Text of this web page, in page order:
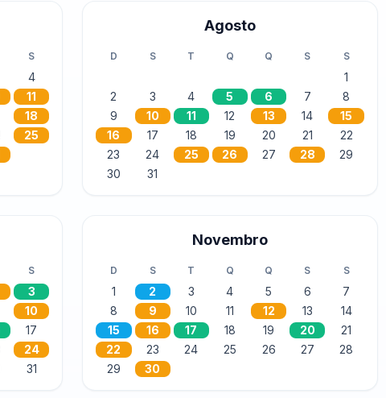
S
4
11
18
25
Agosto
D S T Q Q S S
1
2
3 4 5 6 7
8
9
10 11 12 13 14
15
16
17 18 19 20 21
22
23
24 25 26 27 28
29
30
31
S
3
10
17
24
31
Novembro
D S T Q Q S S
1 2 3 4 5 6
7
8
9 10 11 12 13
14
15
16 17 18 19 20
21
22
23 24 25 26 27
28
29
30